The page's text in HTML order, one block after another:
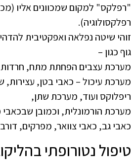
"רפלקס" למקום שמכוונים אליו
רפלקסולוגיה).
זוהי שיטה נפלאה ואפקטיבית
גוף כגון –
מערכת עצבים הפחתת מתח,
מערכת עיכול – כאבי בטן, עצירות,
ריפלוקס ועוד, מערכת שתן,
מערכת הורמונלית, וכמובן
כאבי גב, כאבי צוואר, מפרקים,
טיפול נטורופתי